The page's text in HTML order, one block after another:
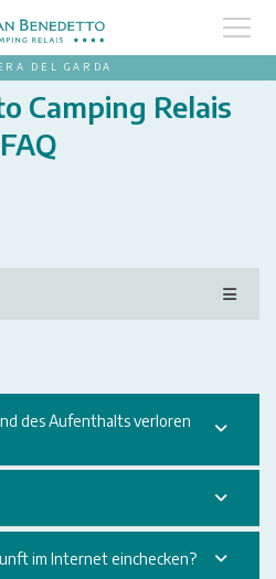
DEL GARDA
Camping Relais
FAQ
des Aufenthalts verloren
im Internet einchecken?